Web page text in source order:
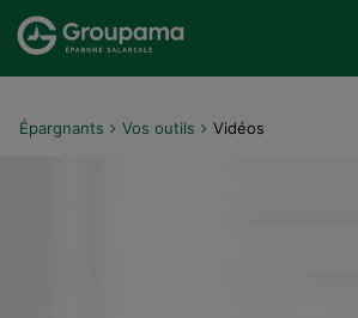
Aller au menu
Aller au contenu
Épargnants Vos outils Vidéos